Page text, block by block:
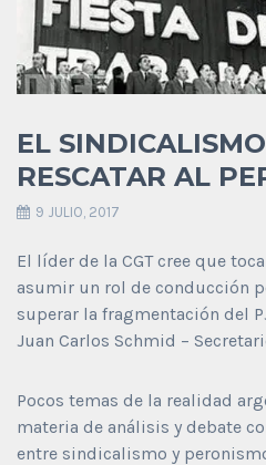
EL
RESCATAR AL
9 JULIO, 2017
El líder de la CGT cree que
asumir un rol de conducción
superar la fragmentación del
Juan Carlos Schmid –
Pocos temas de la realidad
materia de análisis y debate
entre sindicalismo y